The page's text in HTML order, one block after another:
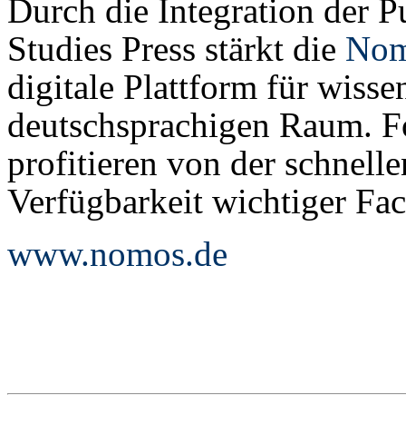
Durch die Integration der
Studies Press stärkt die
digitale Plattform für
deutschsprachigen Raum.
profitieren von der
Verfügbarkeit wichtiger
www.nomos.de